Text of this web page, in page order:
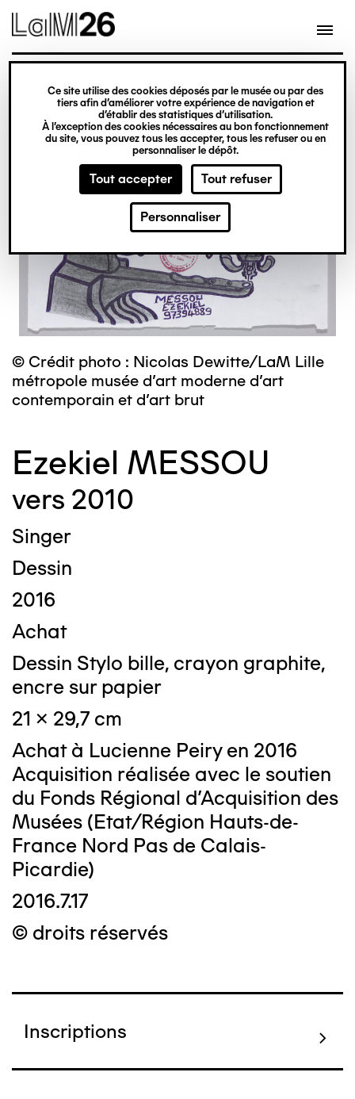
Gestion des cookies
Ce site utilise des cookies déposés par le musée ou par des
tiers afin d’améliorer votre expérience de navigation et
d’établir des statistiques d’utilisation.
À l’exception des cookies nécessaires au bon fonctionnement
du site, vous pouvez tous les accepter, tous les refuser ou en
personnaliser le dépôt.
Tout accepter Tout refuser
Personnaliser
contenu
© Crédit photo : Nicolas Dewitte/LaM Lille
métropole musée d’art moderne d’art
contemporain et d’art brut
Ezekiel MESSOU
vers 2010
Singer
Dessin
2016
Achat
Dessin Stylo bille, crayon graphite,
encre sur papier
21 x 29,7 cm
Achat à Lucienne Peiry en 2016
Acquisition réalisée avec le soutien
du Fonds Régional d’Acquisition des
Musées (Etat/Région Hauts-de-
France Nord Pas de Calais-
Picardie)
2016.7.17
© droits réservés
Inscriptions